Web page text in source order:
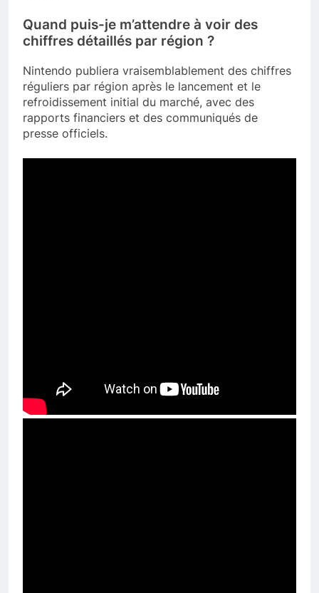
Quand puis-je m’attendre à voir des
chiffres détaillés par région ?
Nintendo publiera vraisemblablement des chiffres
réguliers par région après le lancement et le
refroidissement initial du marché, avec des
rapports financiers et des communiqués de
presse officiels.